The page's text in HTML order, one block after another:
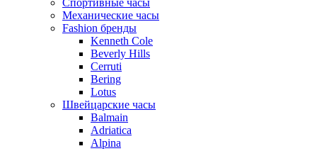
Спортивные часы
Механические часы
Fashion бренды
Kenneth Cole
Beverly Hills
Cerruti
Bering
Lotus
Швейцарские часы
Balmain
Adriatica
Alpina